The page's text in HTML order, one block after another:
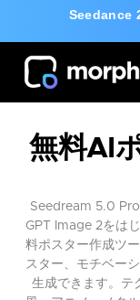
Seedance
無料AI
Seedream 5.0
GPT Image 2をは
料ポスター作成ツ
スター、モチベー
生成できます。テ